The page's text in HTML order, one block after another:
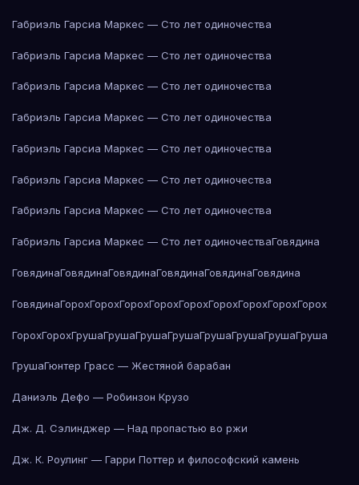
Габриэль Гарсиа Маркес — Сто лет одиночества
Габриэль Гарсиа Маркес — Сто лет одиночества
Габриэль Гарсиа Маркес — Сто лет одиночества
Габриэль Гарсиа Маркес — Сто лет одиночества
Габриэль Гарсиа Маркес — Сто лет одиночества
Габриэль Гарсиа Маркес — Сто лет одиночества
Габриэль Гарсиа Маркес — Сто лет одиночества
Габриэль Гарсиа Маркес — Сто лет одиночестваГовядина
ГовядинаГовядинаГовядинаГовядинаГовядинаГовядина
ГовядинаГорохГорохГорохГорохГорохГорохГорохГорохГорох
ГорохГорохГрушаГрушаГрушаГрушаГрушаГрушаГрушаГруша
ГрушаГюнтер Грасс — Жестяной барабан
Даниэль Дефо — Робинзон Крузо
Дж. Д. Сэлинджер — Над пропастью во ржи
Дж. К. Роулинг — Гарри Поттер и философский камень